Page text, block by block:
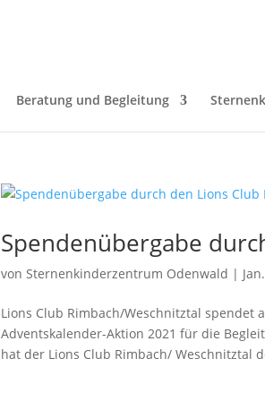
Beratung und Begleitung
Spendenübergabe
vonSternenkinderzentrum Odenwald |
Lions Club Rimbach/Weschnitztal spendet
Adventskalender-Aktion 2021 für die
hat der Lions Club Rimbach/ Weschnitztal